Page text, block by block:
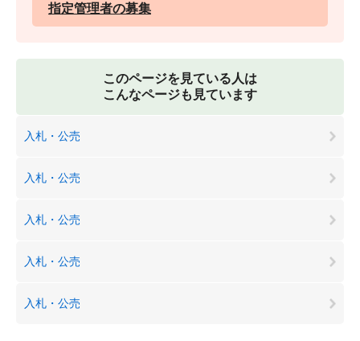
指定管理者の募集
このページを見ている人は
こんなページも見ています
入札・公売
入札・公売
入札・公売
入札・公売
入札・公売